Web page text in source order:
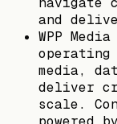
and
WPP
media,
deliver
scale.